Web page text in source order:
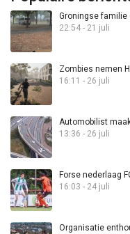
Groningse familie
22:54 - 21 juli
Zombies nemen
16:11 - 26 juli
Automobilist
13:36 - 26 juli
Forse nederlaag
16:03 - 24 juli
Organisatie